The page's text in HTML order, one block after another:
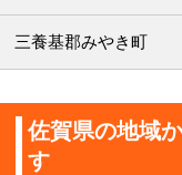
三養基郡みやき町
佐賀県の地域
す